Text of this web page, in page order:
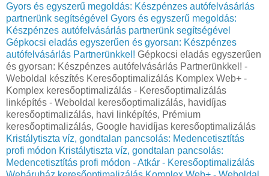
Gyors és egyszerű megoldás: Készpénzes autófelvásárlás
partnerünk segítségével Gyors és egyszerű megoldás:
Készpénzes autófelvásárlás partnerünk segítségével
Gépkocsi eladás egyszerűen és gyorsan: Készpénzes
autófelvásárlás Partnerünkkel! Gépkocsi eladás egyszerűen
és gyorsan: Készpénzes autófelvásárlás Partnerünkkel! -
Weboldal készítés Keresőoptimalizálás Komplex Web+ -
Komplex keresőoptimalizálás - Keresőoptimalizálás
linképítés - Weboldal keresőoptimalizálás, havidíjas
keresőoptimalizálás, havi linképítés, Prémium
keresőoptimalizálás, Google havidíjas keresőoptimalizálás
Kristálytiszta víz, gondtalan pancsolás: Medencetisztítás
profi módon Kristálytiszta víz, gondtalan pancsolás:
Medencetisztítás profi módon - Atkár - Keresőoptimalizálás